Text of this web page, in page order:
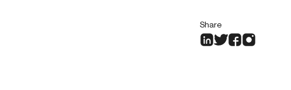
Share